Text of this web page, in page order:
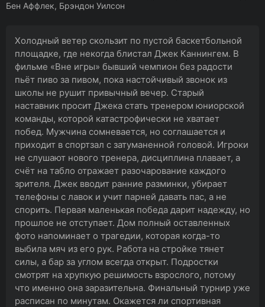
Бен Аффлек, Брэндон Уилсон
Холодный ветер скользит по пустой баскетбольной
площадке, где некогда блистал Джек Каннингем. В
фильме «Вне игры» бывший чемпион без радости
пьёт пиво за пивом, пока настойчивый звонок из
школы не рушит привычный вечер. Старый
наставник просит Джека стать тренером юниорской
команды, которой катастрофически не хватает
побед. Мужчина сомневается, но соглашается и
приходит в спортзал с затуманенной головой. Игроки
не слушают нового тренера, дисциплина плавает, а
счёт на табло отражает разочарование каждого
зрителя. Джек вводит ранние разминки, убирает
телефоны с лавок и учит парней давать пас, а не
спорить. Первая маленькая победа дарит надежду, но
прошлое не отступает. Дом полный оставленных
фото напоминает о трагедии, которая когда-то
выбила мяч из его рук. Работа на стройке тянет
силы, а бар за углом всегда открыт. Подростки
смотрят на хрупкую решимость взрослого, потому
что именно она заразительна. Финальный турнир уже
расписан по минутам. Окажется ли спортивная